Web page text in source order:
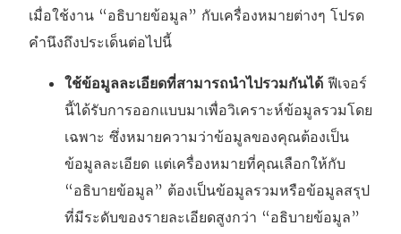
เมื่อใช้งาน “อธิบายข้อมูล” กับเครื่องหมายต่างๆ โปรด
คำนึงถึงประเด็นต่อไปนี้
ใช้ข้อมูลละเอียดที่สามารถนำไปรวมกันได้ ฟีเจอร์
นี้ได้รับการออกแบบมาเพื่อวิเคราะห์ข้อมูลรวมโดย
เฉพาะ ซึ่งหมายความว่าข้อมูลของคุณต้องเป็น
ข้อมูลละเอียด แต่เครื่องหมายที่คุณเลือกให้กับ
“อธิบายข้อมูล” ต้องเป็นข้อมูลรวมหรือข้อมูลสรุป
ที่มีระดับของรายละเอียดสูงกว่า “อธิบายข้อมูล”